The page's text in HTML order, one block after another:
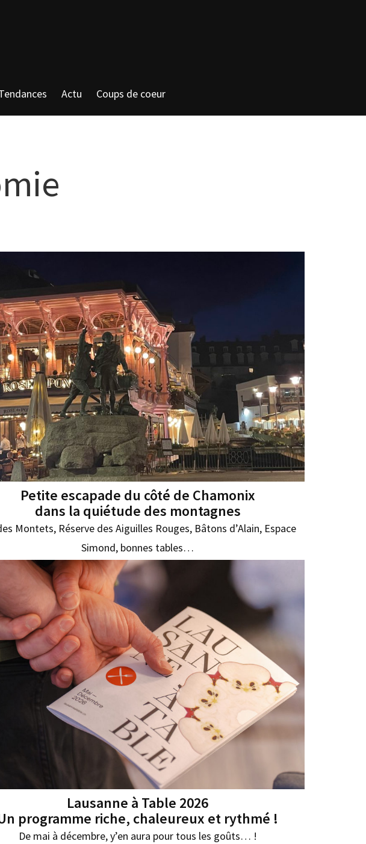
Actu Coups de coeur
Petite escapade du côté de Chamonix
dans la quiétude des montagnes
Montets, Réserve des Aiguilles Rouges, Bâtons d’Alain, Espace
Simond, bonnes tables…
Lausanne à Table 2026
programme riche, chaleureux et rythmé !
De mai à décembre, y’en aura pour tous les goûts… !